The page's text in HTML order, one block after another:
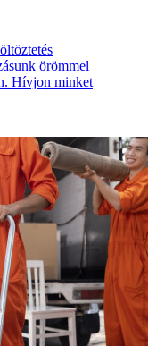
örömmel
Hívjon minket